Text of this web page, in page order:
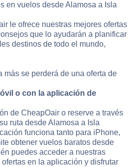
en vuelos desde Alamosa a Isla
le ofrece nuestras mejores ofertas
que lo ayudarán a planificar
destinos de todo el mundo,
más se perderá de una oferta de
o con la aplicación de
de CheapOair o reserve a través
ruta desde Alamosa a Isla
funciona tanto para iPhone,
obtener vuelos baratos desde
puedes acceder a nuestras
en la aplicación y disfrutar